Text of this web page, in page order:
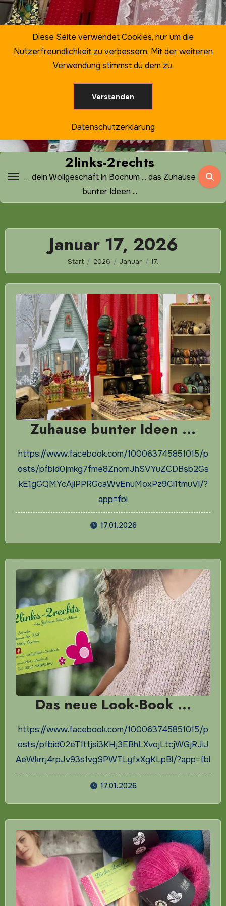
Zum
Inhalt
2links-2rechts
… dein Wollgeschäft in Bochum ... das Zuhause
bunter Ideen ...
Januar 17, 2026
Start 2026 Januar 17.
Zuhause bunter Ideen …
https://www.facebook.com/100063745851015/p
osts/pfbid0jmkg7fme8ZnomJhSVYuZCDBsb2Gs
kE1gGQMYcAjiPPRGcaWvEnuMoxPz9Ci1tmuVl/?
app=fbl
17.01.2026
Das neue Look-Book …
https://www.facebook.com/100063745851015/p
osts/pfbid02eT1ttjsi3KHj3EBhLXvojLtcjWGjRJiJ
AeWkrrj4rpJv93s1vgSPWTLyfxXgKLpBl/?app=fbl
17.01.2026
Diese Seite verwendet Cookies, nur um die
Nutzerfreundlichkeit zu verbessern. Mit der weiteren
Verwendung stimmst du dem zu.
Verstanden
Datenschutzerklärung